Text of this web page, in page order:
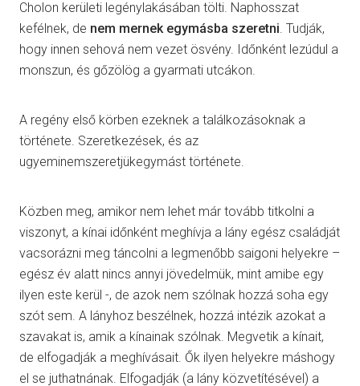
Cholon kerületi legénylakásában tölti. Naphosszat
kefélnek, de nem mernek egymásba szeretni . Tudják,
hogy innen sehová nem vezet ösvény. Időnként lezúdul a
monszun, és gőzölög a gyarmati utcákon.
A regény első körben ezeknek a találkozásoknak a
története. Szeretkezések, és az
ugyeminemszeretjükegymást története.
Közben meg, amikor nem lehet már tovább titkolni a
viszonyt, a kínai időnként meghívja a lány egész családját
vacsorázni meg táncolni a legmenőbb saigoni helyekre –
egész év alatt nincs annyi jövedelmük, mint amibe egy
ilyen este kerül -, de azok nem szólnak hozzá soha egy
szót sem. A lányhoz beszélnek, hozzá intézik azokat a
szavakat is, amik a kínainak szólnak. Megvetik a kínait,
de elfogadják a meghívásait. Ők ilyen helyekre máshogy
el se juthatnának. Elfogadják (a lány közvetítésével) a